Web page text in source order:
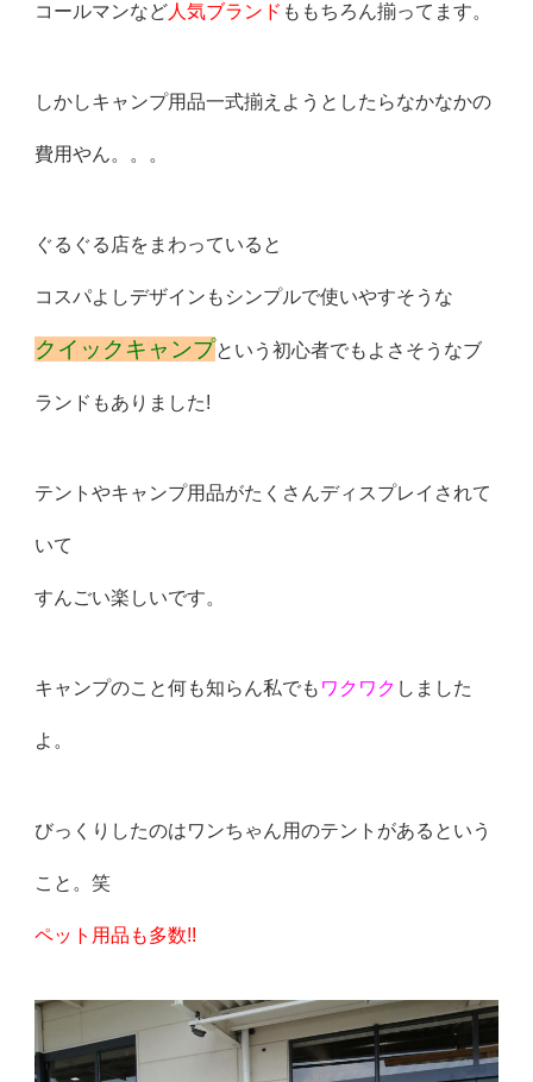
コールマンなど人気ブランド ももちろん揃ってます。
しかしキャンプ用品一式揃えようとしたらなかなかの
費用やん。。。
ぐるぐる店をまわっていると
コスパよしデザインもシンプルで使いやすそうな
クイックキャンプという初心者でもよさそうなブ
ランドもありました!
テントやキャンプ用品がたくさんディスプレイされて
いて
すんごい楽しいです。
キャンプのこと何も知らん私でも ワクワク しました
よ。
びっくりしたのはワンちゃん用のテントがあるという
こと。笑
ペット用品も多数!!